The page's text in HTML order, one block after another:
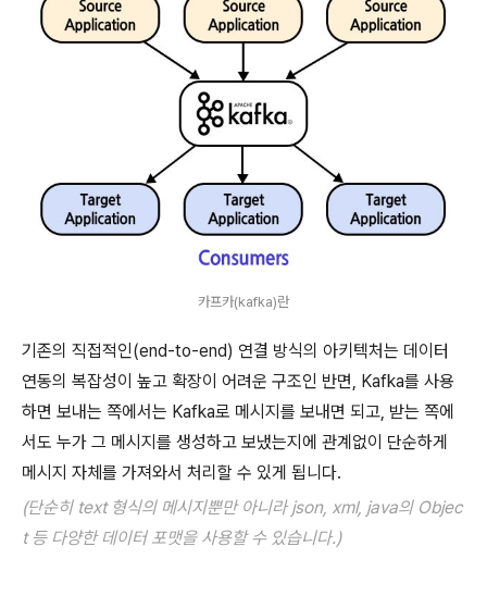
카프카(kafka)란
기존의 직접적인(end-to-end) 연결 방식의 아키텍처는 데이터
연동의 복잡성이 높고 확장이 어려운 구조인 반면, Kafka를 사용
하면 보내는 쪽에서는 Kafka로 메시지를 보내면 되고, 받는 쪽에
서도 누가 그 메시지를 생성하고 보냈는지에 관계없이 단순하게
메시지 자체를 가져와서 처리할 수 있게 됩니다.
(단순히 text 형식의 메시지뿐만 아니라 json, xml, java의 Objec
t 등 다양한 데이터 포맷을 사용할 수 있습니다.)